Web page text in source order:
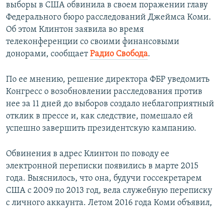
выборы в США обвинила в своем поражении главу
Федерального бюро расследований Джеймса Коми.
Об этом Клинтон заявила во время
телеконференции со своими финансовыми
донорами, сообщаетРадио Свобода.
По ее мнению, решение директора ФБР уведомить
Конгресс о возобновлении расследования против
нее за 11 дней до выборов создало неблагоприятный
отклик в прессе и, как следствие, помешало ей
успешно завершить президентскую кампанию.
Обвинения в адрес Клинтон по поводу ее
электронной переписки появились в марте 2015
года. Выяснилось, что она, будучи госсекретарем
США с 2009 по 2013 год, вела служебную переписку
с личного аккаунта. Летом 2016 года Коми объявил,